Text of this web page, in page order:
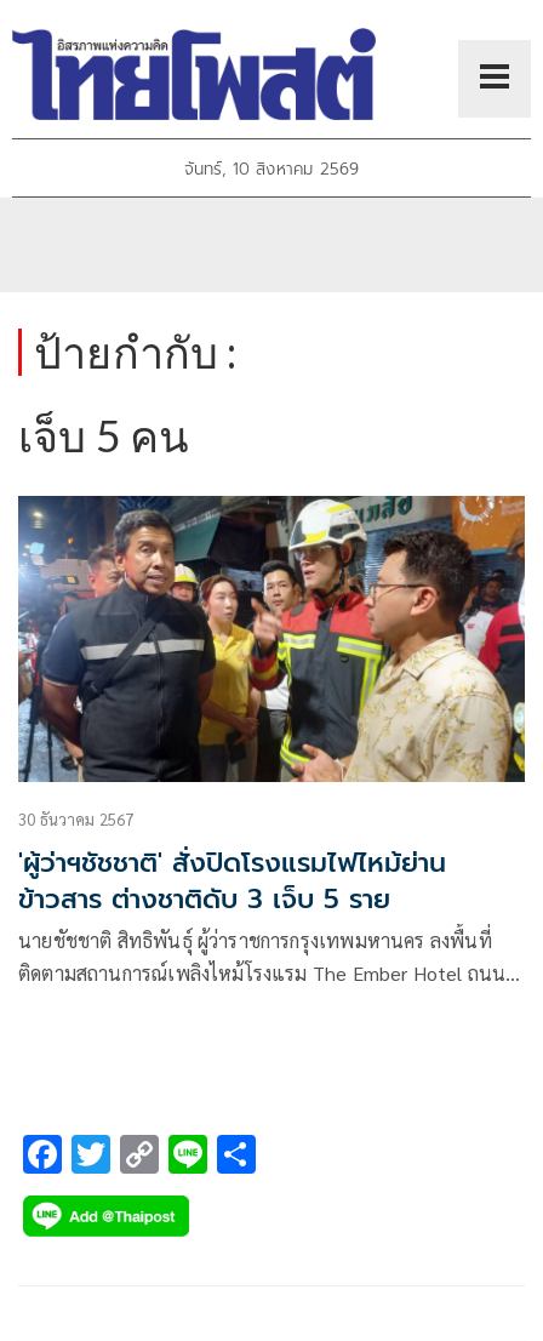
จันทร์, 10 สิงหาคม 2569
ป้ายกำกับ :
เจ็บ 5 คน
30 ธันวาคม 2567
'ผู้ว่าฯชัชชาติ' สั่งปิดโรงแรมไฟไหม้ย่าน
ข้าวสาร ต่างชาติดับ 3 เจ็บ 5 ราย
นายชัชชาติ สิทธิพันธุ์ ผู้ว่าราชการกรุงเทพมหานคร ลงพื้นที่
ติดตามสถานการณ์เพลิงไหม้โรงแรม The Ember Hotel ถนน
F
ac
e
T
wi
tt
C
o
p
Li